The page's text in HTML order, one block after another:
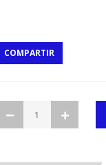
COMPARTIR